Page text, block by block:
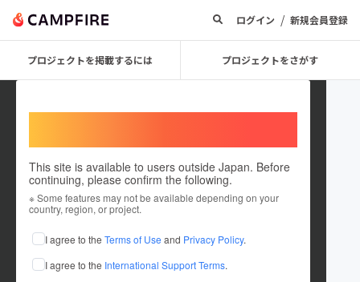
ログイン / 新規会員登録
プロジェクトを掲載するには プロジェクトをさがす
This site is available to users outside Japan. Before
continuing, please confirm the following.
※ Some features may not be available depending on your
country, region, or project.
I agree to the Terms of Use and Privacy Policy.
I agree to the International Support Terms.
Rootstock
これまでに1件のプロジェクトを投稿しています
在住国：日本 現在地：東京都